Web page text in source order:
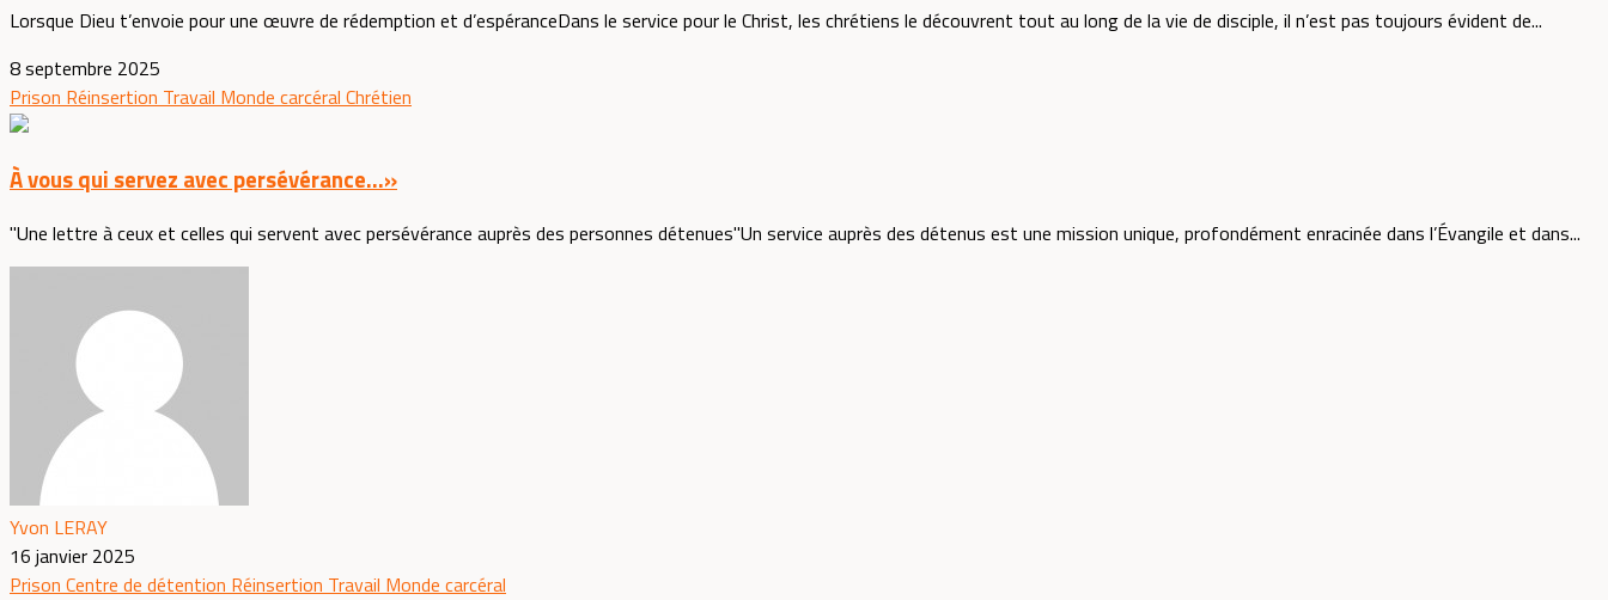
Lorsque Dieu t’envoie pour une œuvre de rédemption et d’espéranceDans le service pour le Christ, les chrétiens le découvrent tout au long de la vie de disciple, il n’est pas toujours évident de...
8 septembre 2025
Prison Réinsertion Travail Monde carcéral Chrétien
À vous qui servez avec persévérance...»
"Une lettre à ceux et celles qui servent avec persévérance auprès des personnes détenues"Un service auprès des détenus est une mission unique, profondément enracinée dans l’Évangile et dans...
Yvon LERAY
16 janvier 2025
Prison Centre de détention Réinsertion Travail Monde carcéral